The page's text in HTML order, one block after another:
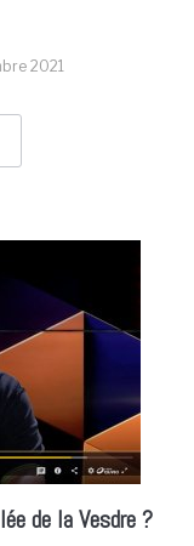
2021
de la Vesdre ?